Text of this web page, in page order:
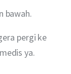
bawah.
pergi ke
ya.